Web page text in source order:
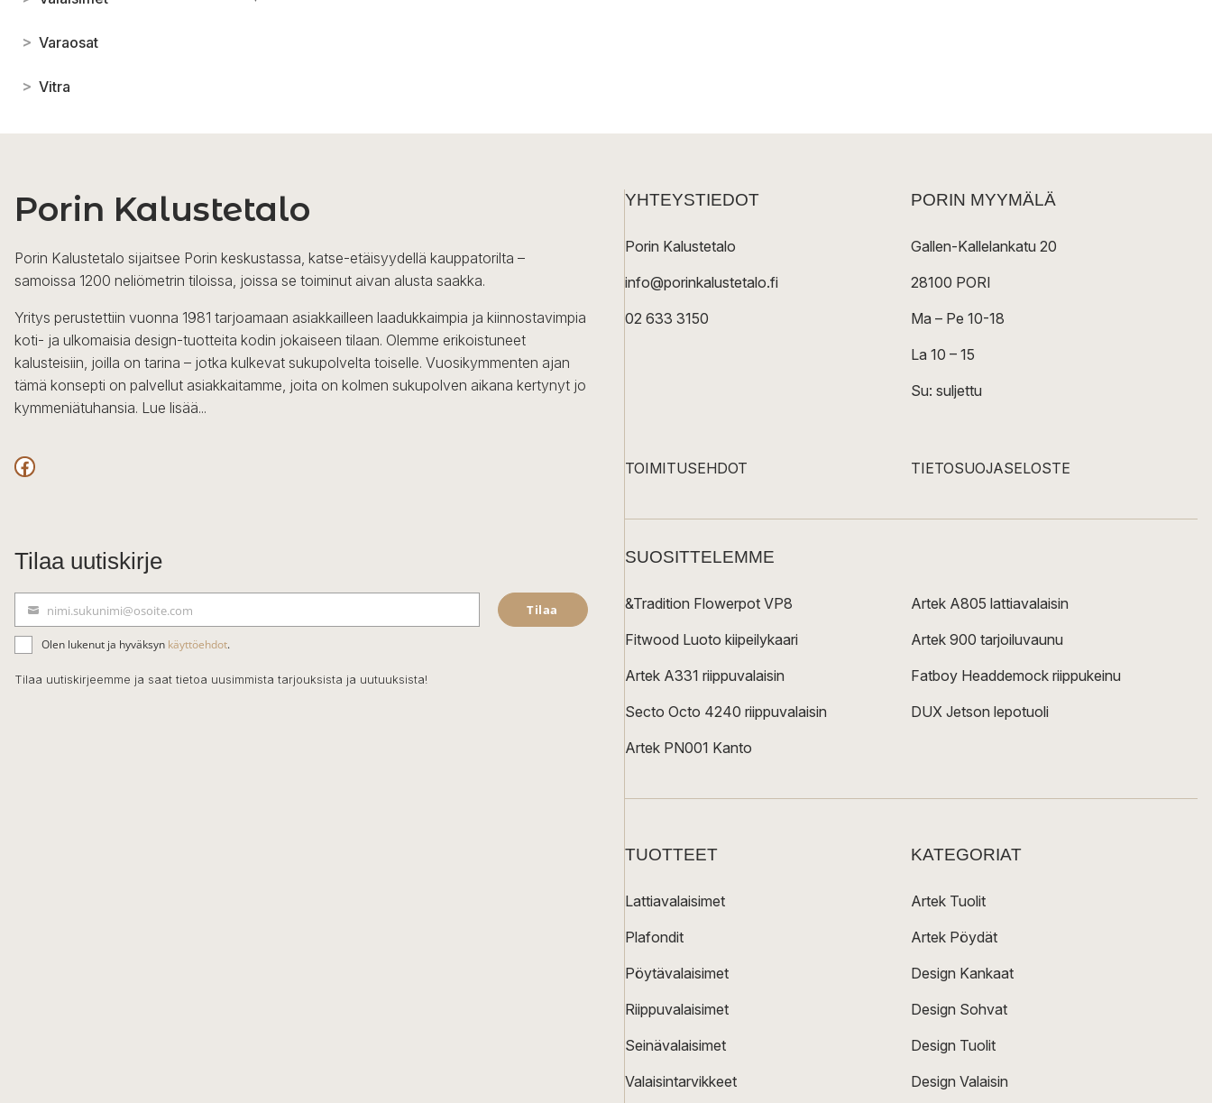
> Varaosat
> Vitra
Porin Kalustetalo
Porin Kalustetalo sijaitsee Porin keskustassa, katse-etäisyydellä kauppatorilta –
samoissa 1200 neliömetrin tiloissa, joissa se toiminut aivan alusta saakka.
Yritys perustettiin vuonna 1981 tarjoamaan asiakkailleen laadukkaimpia ja kiinnostavimpia
koti- ja ulkomaisia design-tuotteita kodin jokaiseen tilaan. Olemme erikoistuneet
kalusteisiin, joilla on tarina – jotka kulkevat sukupolvelta toiselle. Vuosikymmenten ajan
tämä konsepti on palvellut asiakkaitamme, joita on kolmen sukupolven aikana kertynyt jo
kymmeniätuhansia. Lue lisää...
Facebook
Tilaa uutiskirje
ä
h
k
nimi.sukunimi@osoite.com Tilaa
Olen lukenut ja hyväksyn käyttöehdot.
Tilaa uutiskirjeemme ja saat tietoa uusimmista tarjouksista ja uutuuksista!
YHTEYSTIEDOT
Porin Kalustetalo
info@porinkalustetalo.fi
02 633 3150
PORIN MYYMÄLÄ
Gallen-Kallelankatu 20
28100 PORI
Ma – Pe 10-18
La 10 – 15
Su: suljettu
TOIMITUSEHDOT TIETOSUOJASELOSTE
SUOSITTELEMME
&Tradition Flowerpot VP8
Fitwood Luoto kiipeilykaari
Artek A331 riippuvalaisin
Secto Octo 4240 riippuvalaisin
Artek PN001 Kanto
Artek A805 lattiavalaisin
Artek 900 tarjoiluvaunu
Fatboy Headdemock riippukeinu
DUX Jetson lepotuoli
TUOTTEET
Lattiavalaisimet
Plafondit
Pöytävalaisimet
Riippuvalaisimet
Seinävalaisimet
Valaisintarvikkeet
KATEGORIAT
Artek Tuolit
Artek Pöydät
Design Kankaat
Design Sohvat
Design Tuolit
Design Valaisin